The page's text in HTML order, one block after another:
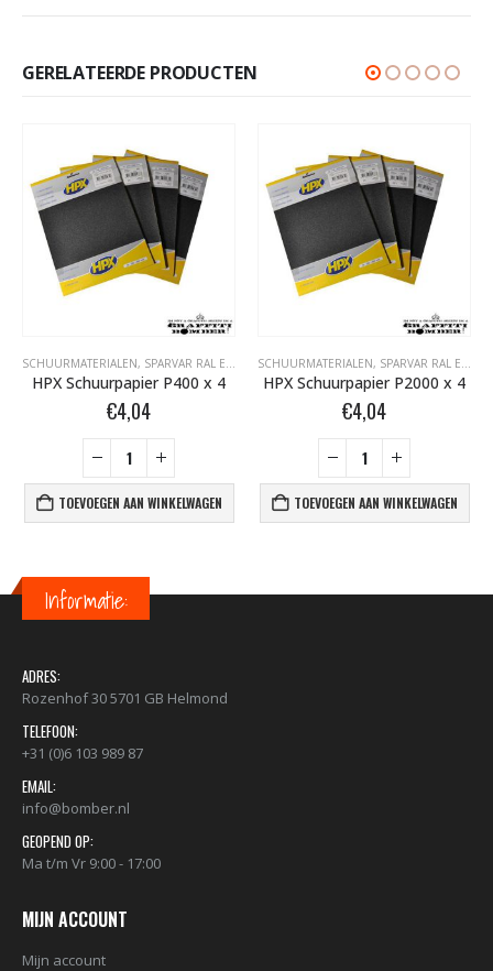
GERELATEERDE PRODUCTEN
,TAPE- EN AFDEKMATERIALEN
SCHUURMATERIALEN, SPARVAR RAL EN SPECIALE SPRAY
HPX Schuurpapier P400 x 4
€4,04
TOEVOEGEN AAN WINKELWAGEN
SCHUURMATERIALEN, SPARVAR RAL EN SPECIALE SPRAY
HPX Schuurpapier P2000 x 4
€4,04
TOEVOEGEN AAN WINKELWAGEN
Informatie:
ADRES:
Rozenhof 30 5701 GB Helmond
TELEFOON:
+31 (0)6 103 989 87
EMAIL:
info@bomber.nl
GEOPEND OP:
Ma t/m Vr 9:00 - 17:00
MIJN ACCOUNT
Mijn account